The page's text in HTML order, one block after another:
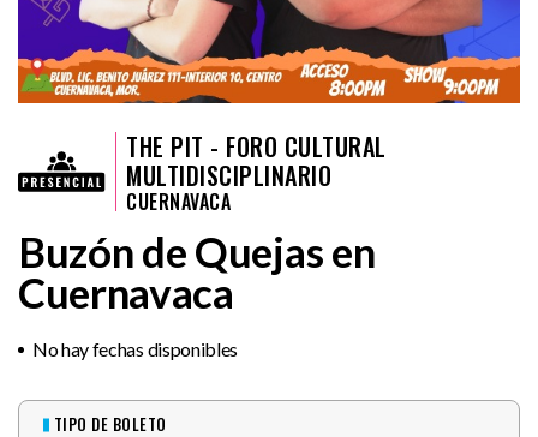
THE PIT - FORO CULTURAL
MULTIDISCIPLINARIO
CUERNAVACA
Buzón de Quejas en
Cuernavaca
No hay fechas disponibles
TIPO DE BOLETO